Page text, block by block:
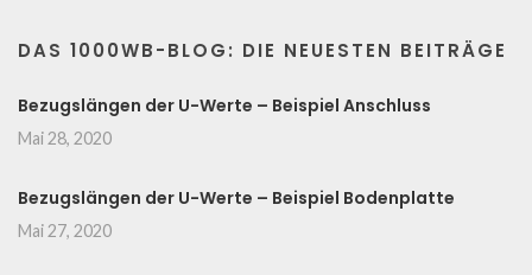
DAS 1000WB-BLOG: DIE NEUESTEN BEITRÄGE
Bezugslängen der U-Werte – Beispiel Anschluss
Mai 28, 2020
Bezugslängen der U-Werte – Beispiel Bodenplatte
Mai 27, 2020